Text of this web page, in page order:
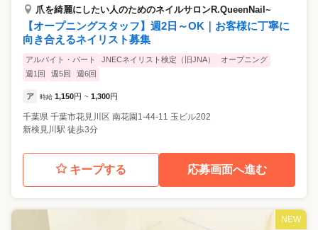
爪を綺麗にしたい人のためのネイルサロンR.QueenNail~
【オープニングスタッフ】週2日～OK｜お客様に丁寧に
向き合えるネイリスト募集
アルバイト・パート JNECネイリスト検定（旧JNA）
オープニング
週1回
週5回 週6回
ア 時給 1,150円 ~ 1,300円
千葉県 千葉市花見川区 南花園1-44-11 玉ビル202
新検見川駅 徒歩3分
キープする 応募画面へ進む
NEW